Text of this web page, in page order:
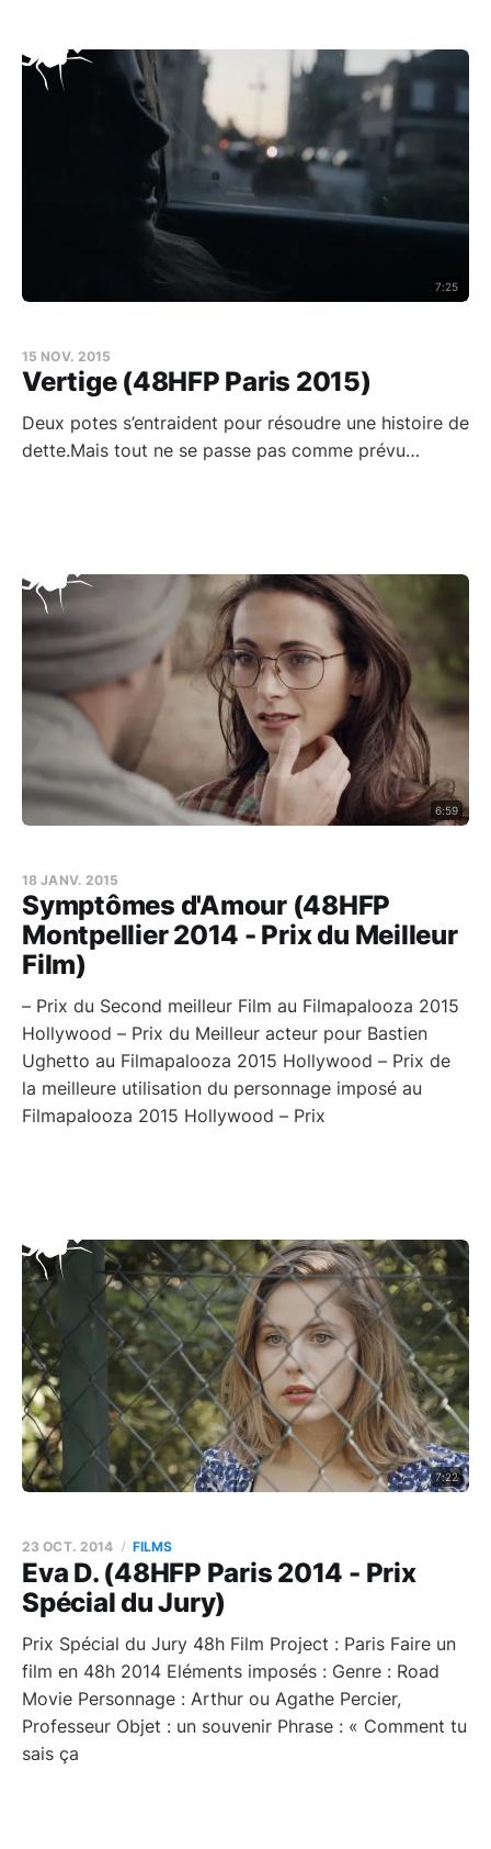
7:25
Vertige (48HFP Paris 2015)
15 NOV. 2015
Deux potes s’entraident pour résoudre une histoire de
dette.Mais tout ne se passe pas comme prévu…
6:59
Symptômes d'Amour (48HFP
Montpellier 2014 - Prix du Meilleur
Film)
18 JANV. 2015
– Prix du Second meilleur Film au Filmapalooza 2015
Hollywood – Prix du Meilleur acteur pour Bastien
Ughetto au Filmapalooza 2015 Hollywood – Prix de
la meilleure utilisation du personnage imposé au
Filmapalooza 2015 Hollywood – Prix
7:22
Eva D. (48HFP Paris 2014 - Prix
Spécial du Jury)
23 OCT. 2014 FILMS
Prix Spécial du Jury 48h Film Project : Paris Faire un
film en 48h 2014 Eléments imposés : Genre : Road
Movie Personnage : Arthur ou Agathe Percier,
Professeur Objet : un souvenir Phrase : « Comment tu
sais ça